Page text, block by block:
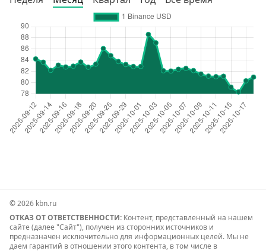
© 2026 kbn.ru
ОТКАЗ ОТ ОТВЕТСТВЕННОСТИ: Контент, представленный на нашем
сайте (далее "Сайт"), получен из сторонних источников и
предназначен исключительно для информационных целей. Мы не
даем гарантий в отношении этого контента, в том числе в